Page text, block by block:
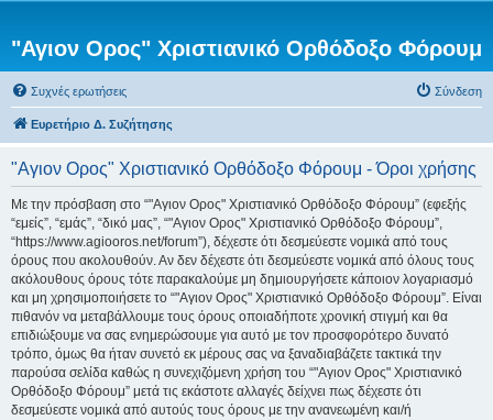
"Αγιον Ορος" Χριστιανικό Ορθόδοξο Φόρουμ
Συχνές ερωτήσεις Σύνδεση
Ευρετήριο Δ. Συζήτησης
"Αγιον Ορος" Χριστιανικό Ορθόδοξο Φόρουμ - Όροι χρήσης
Με την πρόσβαση στο “"Αγιον Ορος" Χριστιανικό Ορθόδοξο Φόρουμ” (εφεξής
“εμείς”, “εμάς”, “δικό μας”, “"Αγιον Ορος" Χριστιανικό Ορθόδοξο Φόρουμ”,
“https://www.agiooros.net/forum”), δέχεστε ότι δεσμεύεστε νομικά από τους
όρους που ακολουθούν. Αν δεν δέχεστε ότι δεσμεύεστε νομικά από όλους τους
ακόλουθους όρους τότε παρακαλούμε μη δημιουργήσετε κάποιον λογαριασμό
και μη χρησιμοποιήσετε το “"Αγιον Ορος" Χριστιανικό Ορθόδοξο Φόρουμ”. Είναι
πιθανόν να μεταβάλλουμε τους όρους οποιαδήποτε χρονική στιγμή και θα
επιδιώξουμε να σας ενημερώσουμε για αυτό με τον προσφορότερο δυνατό
τρόπο, όμως θα ήταν συνετό εκ μέρους σας να ξαναδιαβάζετε τακτικά την
παρούσα σελίδα καθώς η συνεχιζόμενη χρήση του “"Αγιον Ορος" Χριστιανικό
Ορθόδοξο Φόρουμ” μετά τις εκάστοτε αλλαγές δείχνει πως δέχεστε ότι
δεσμεύεστε νομικά από αυτούς τους όρους με την ανανεωμένη και/ή